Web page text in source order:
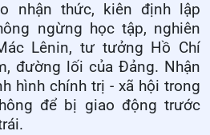
nhận thức, kiên định lập
ngừng học tập, nghiên
Lênin, tư tưởng Hồ Chí
đường lối của Đảng. Nhận
hình chính trị - xã hội trong
để bị giao động trước